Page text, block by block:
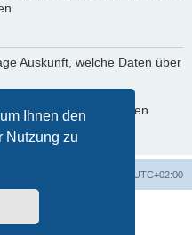
Ihnen den
Nutzung zu
Auskunft, welche Daten über
Sperrung Ihrer Daten
den Betreiber.
UTC+02:00
© phpBB Limited
phpBB.de